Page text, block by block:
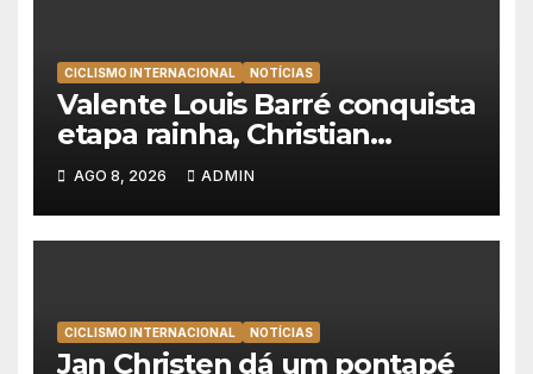
CICLISMO INTERNACIONAL NOTÍCIAS
Valente Louis Barré conquista
etapa rainha, Christian
Scaroni é o novo líder da
Volta a Polónia
AGO 8, 2026 ADMIN
CICLISMO INTERNACIONAL NOTÍCIAS
Jan Christen dá um pontapé